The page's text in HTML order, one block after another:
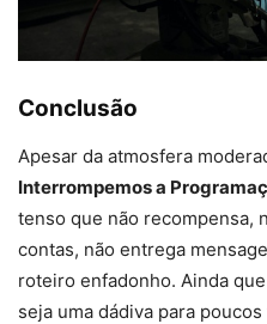
Conclusão
Apesar da atmosfera
Interrompemos a
tenso que não recompensa,
contas, não entrega
roteiro enfadonho. Ainda
seja uma dádiva para